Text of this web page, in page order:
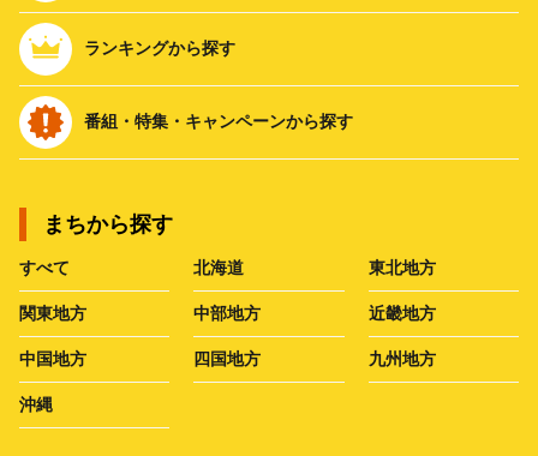
ランキングから探す
番組・特集・キャンペーンから探す
まちから探す
すべて 北海道 東北地方
関東地方 中部地方 近畿地方
中国地方 四国地方 九州地方
沖縄